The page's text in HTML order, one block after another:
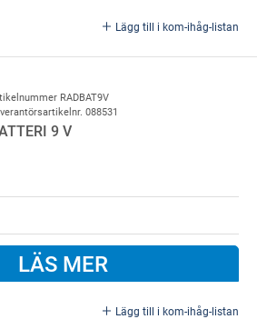
Lägg till i kom-ihåg-listan
RADBAT9V
088531
9 V
LÄS MER
Lägg till i kom-ihåg-listan